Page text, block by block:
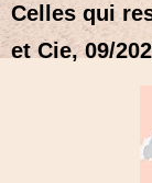
Celles qui
et Cie, 09/